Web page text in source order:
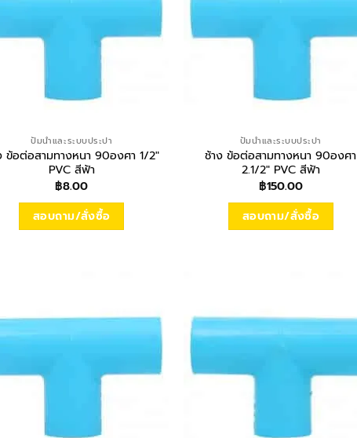
ปั้มน้ำและระบบประปา
ข้อต่อสามทางหนา 90องศา 1/2″
PVC สีฟ้า
฿8.00
สอบถาม/สั่งซื้อ
ปั้มน้ำและระบบประปา
ช้าง ข้อต่อสามทางหนา 90องศา
2.1/2″ PVC สีฟ้า
฿150.00
สอบถาม/สั่งซื้อ